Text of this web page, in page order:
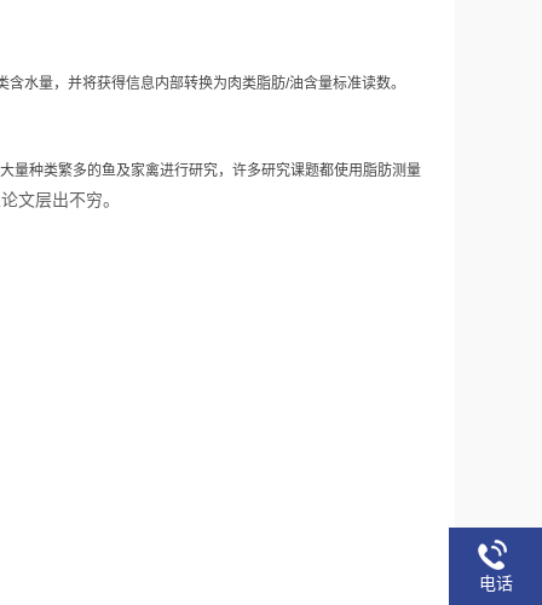
含水量，并将获得信息内部转换为肉类脂肪/油含量标准读数。
量种类繁多的鱼及家禽进行研究，许多研究课题都使用脂肪测量
文层出不穷。
电话